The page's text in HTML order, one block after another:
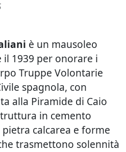
è un mausoleo
1939 per onorare i
Truppe Volontarie
spagnola, con
alla Piramide di Caio
in cemento
calcarea e forme
trasmettono solennità